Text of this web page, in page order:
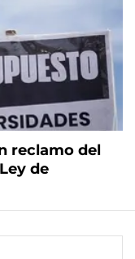
reclamo del
de